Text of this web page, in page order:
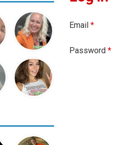
Email *
Password *